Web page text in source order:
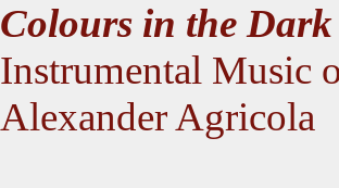
Colours in the
Instrumental Music
Alexander Agricola